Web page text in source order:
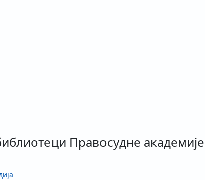
Правосудне академије